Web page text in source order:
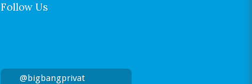
Follow Us
@bigbangprivat